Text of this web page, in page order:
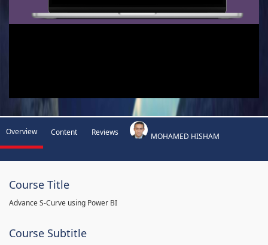
Overview Content Reviews MOHAMED HISHAM
Course Title
Advance S-Curve using Power BI
Course Subtitle